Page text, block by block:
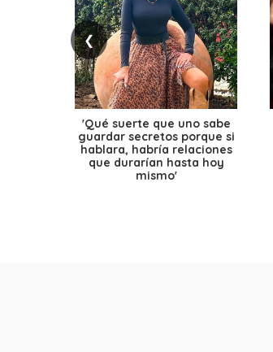
❮
'Qué suerte que uno sabe
guardar secretos porque si
hablara, habría relaciones
que durarían hasta hoy
mismo'